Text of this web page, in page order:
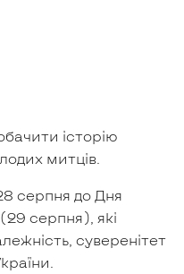
історію
митців.
серпня до Дня
серпня), які
суверенітет